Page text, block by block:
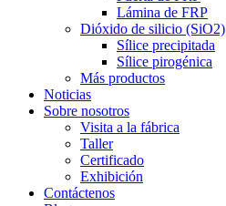
Lámina de FRP
Dióxido de silicio (SiO2)
Sílice precipitada
Sílice pirogénica
Más productos
Noticias
Sobre nosotros
Visita a la fábrica
Taller
Certificado
Exhibición
Contáctenos